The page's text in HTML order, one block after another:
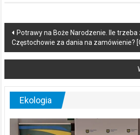
Post
navigation
Potrawy na Boże Narodzenie. Ile trzeba
Częstochowie za dania na zamówienie?
Ekologia